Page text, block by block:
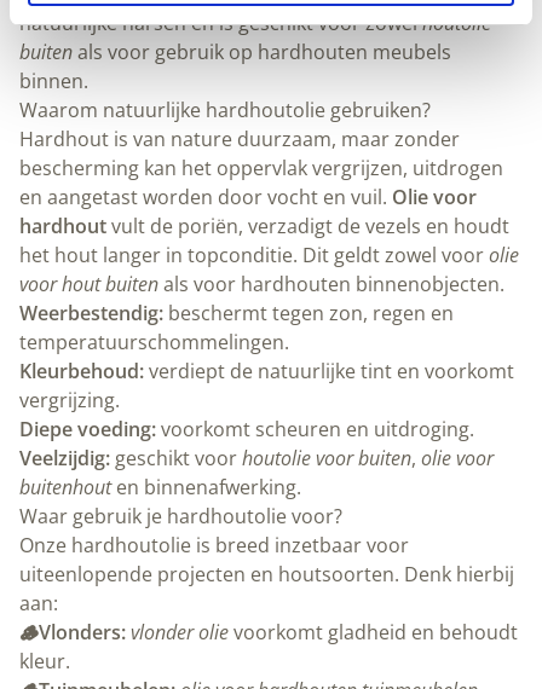
natuurlijke harsen en is geschikt voor zowelhoutolie
buitenals voor gebruik op hardhouten meubels
binnen.
Waarom natuurlijke hardhoutolie gebruiken?
Hardhout is van nature duurzaam, maar zonder
bescherming kan het oppervlak vergrijzen, uitdrogen
en aangetast worden door vocht en vuil. Olie voor
hardhoutvult de poriën, verzadigt de vezels en houdt
het hout langer in topconditie. Dit geldt zowel voorolie
voor hout buitenals voor hardhouten binnenobjecten.
Weerbestendig: beschermt tegen zon, regen en
temperatuurschommelingen.
Kleurbehoud:verdiept de natuurlijke tint en voorkomt
vergrijzing.
Diepe voeding:voorkomt scheuren en uitdroging.
Veelzijdig: geschikt voorhoutolie voor buiten, olie voor
buitenhouten binnenafwerking.
Waar gebruik je hardhoutolie voor?
Onze hardhoutolie is breed inzetbaar voor
uiteenlopende projecten en houtsoorten. Denk hierbij
aan:
🪵Vlonders:vlonder olievoorkomt gladheid en behoudt
kleur.